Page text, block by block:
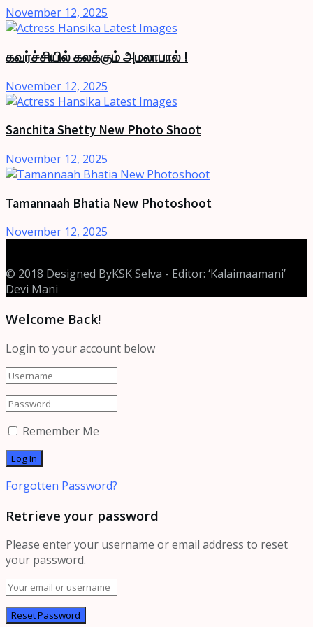
November 12, 2025
கவர்ச்சியில் கலக்கும் அமலாபால் !
November 12, 2025
Sanchita Shetty New Photo Shoot
November 12, 2025
Tamannaah Bhatia New Photoshoot
November 12, 2025
© 2018 Designed ByKSK Selva - Editor: ‘Kalaimaamani’
Devi Mani
Welcome Back!
Login to your account below
Remember Me
Forgotten Password?
Retrieve your password
Please enter your username or email address to reset
your password.